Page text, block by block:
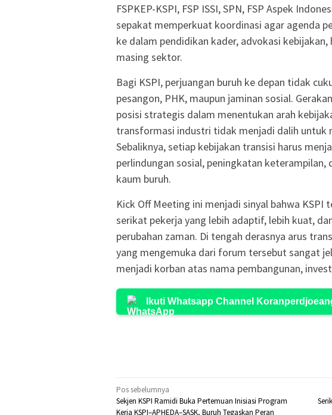
FSPKEP-KSPI, FSP ISSI, SPN, FSP Aspek
sepakat memperkuat koordinasi agar agenda
ke dalam pendidikan kader, advokasi
masing sektor.
Bagi KSPI, perjuangan buruh ke depan tidak
pesangon, PHK, maupun jaminan sosial.
posisi strategis dalam menentukan arah
transformasi industri tidak menjadi dalih untuk
Sebaliknya, setiap kebijakan transisi harus
perlindungan sosial, peningkatan keterampilan,
kaum buruh.
Kick Off Meeting ini menjadi sinyal bahwa KSPI
serikat pekerja yang lebih adaptif, lebih kuat,
perubahan zaman. Di tengah derasnya arus
yang mengemuka dari forum tersebut sangat
menjadi korban atas nama pembangunan,
Ikuti Whatsapp Channel
Navigasi
pos
Pos sebelumnya
Sekjen KSPI Ramidi Buka Pertemuan Inisiasi Program
Kerja KSPI–APHEDA–SASK, Buruh Tegaskan Peran